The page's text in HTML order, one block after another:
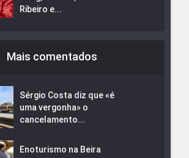
Ribeiro e...
Mais comentados
Sérgio Costa diz que «é
uma vergonha» o
cancelamento...
Enoturismo na Beira